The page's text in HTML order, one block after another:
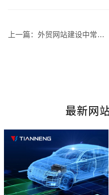
上一篇： 外贸网站建设中常用日期,Jan,Feb,Mar,Apr是几月英文月份缩写
最新网
您的预算